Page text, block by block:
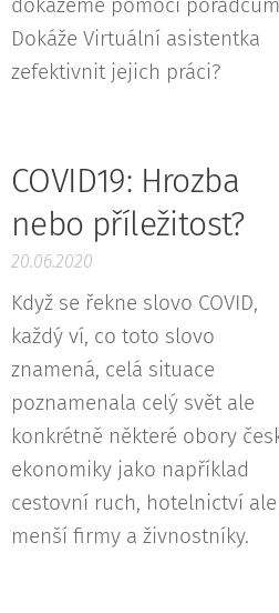
Dokáže Virtuální asistentka
zefektivnit jejich práci?
COVID19: Hrozba
nebo příležitost?
20.06.2020
Když se řekne slovo COVID,
každý ví, co toto slovo
znamená, celá situace
poznamenala celý svět ale
konkrétně některé obory
ekonomiky jako například
cestovní ruch, hotelnictví
menší firmy a živnostníky.